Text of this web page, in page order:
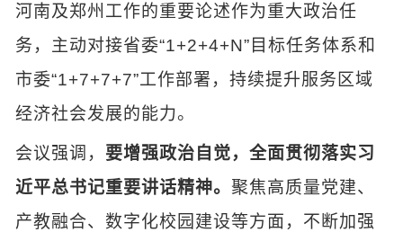
河南及郑州工作的重要论述作为重大政治任
务，主动对接省委“1+2+4+N”目标任务体系和
市委“1+7+7+7”工作部署，持续提升服务区域
经济社会发展的能力。
会议强调， 要增强政治自觉，全面贯彻落实习
近平总书记重要讲话精神。 聚焦高质量党建、
产教融合、数字化校园建设等方面，不断加强